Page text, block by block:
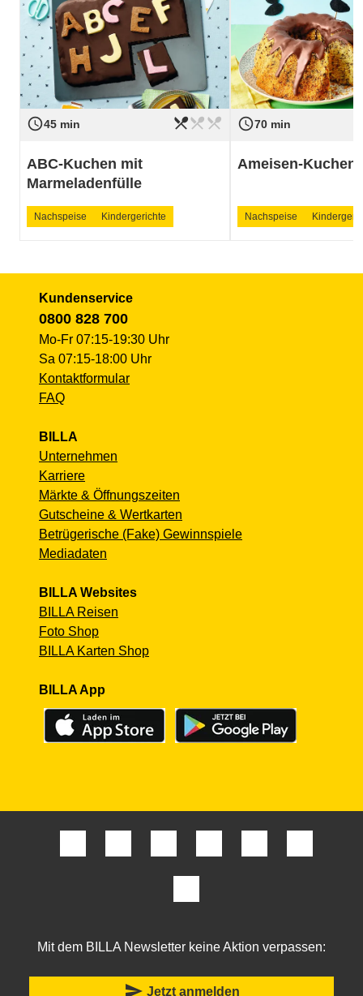
access_time45 min
Schwierigkeit leicht
restaurant_menurestaurant_menurestaurant_menu
ABC-Kuchen mit
Marmeladenfülle
Nachspeise Kindergerichte
access_time70 min
Schwierigkeit
Ameisen-Kuchen
Nachspeise
Kundenservice
0800 828 700
Mo-Fr 07:15-19:30 Uhr
Sa 07:15-18:00 Uhr
Kontaktformular
FAQ
BILLA
Unternehmen
Karriere
Märkte & Öffnungszeiten
Gutscheine & Wertkarten
Betrügerische (Fake) Gewinnspiele
Mediadaten
BILLA Websites
BILLA Reisen
Foto Shop
BILLA Karten Shop
BILLA App
Mit dem BILLA Newsletter keine Aktion verpassen:
send Jetzt anmelden